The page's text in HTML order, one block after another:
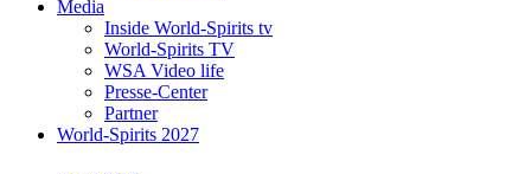
Media
Inside World-Spirits tv
World-Spirits TV
WSA Video life
Presse-Center
Partner
World-Spirits 2027